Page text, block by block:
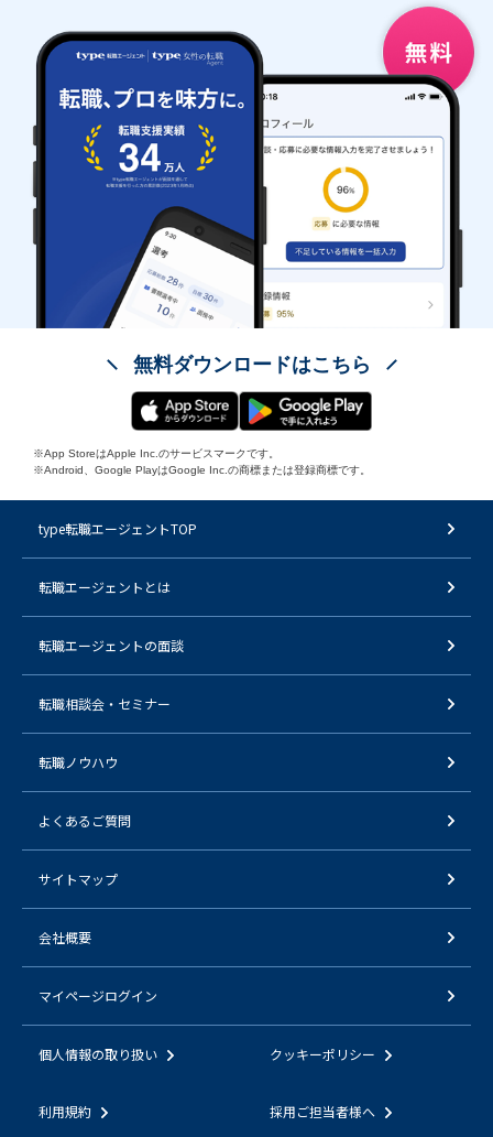
無料ダウンロードはこちら
※App StoreはApple Inc.のサービスマークです。
※Android、Google PlayはGoogle Inc.の商標または登録商標です。
type転職エージェントTOP
転職エージェントとは
転職エージェントの面談
転職相談会・セミナー
転職ノウハウ
よくあるご質問
サイトマップ
会社概要
マイページログイン
個人情報の取り扱い クッキーポリシー
利用規約 採用ご担当者様へ